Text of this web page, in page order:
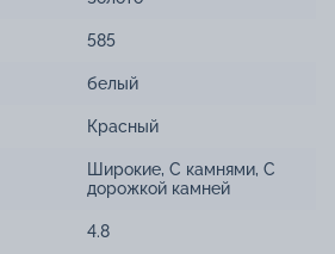
585
белый
Красный
Широкие, С камнями, С
дорожкой камней
4.8